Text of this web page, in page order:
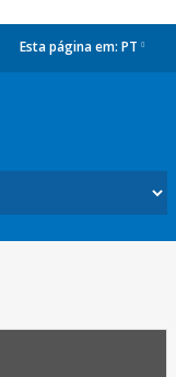
Esta página em: PT